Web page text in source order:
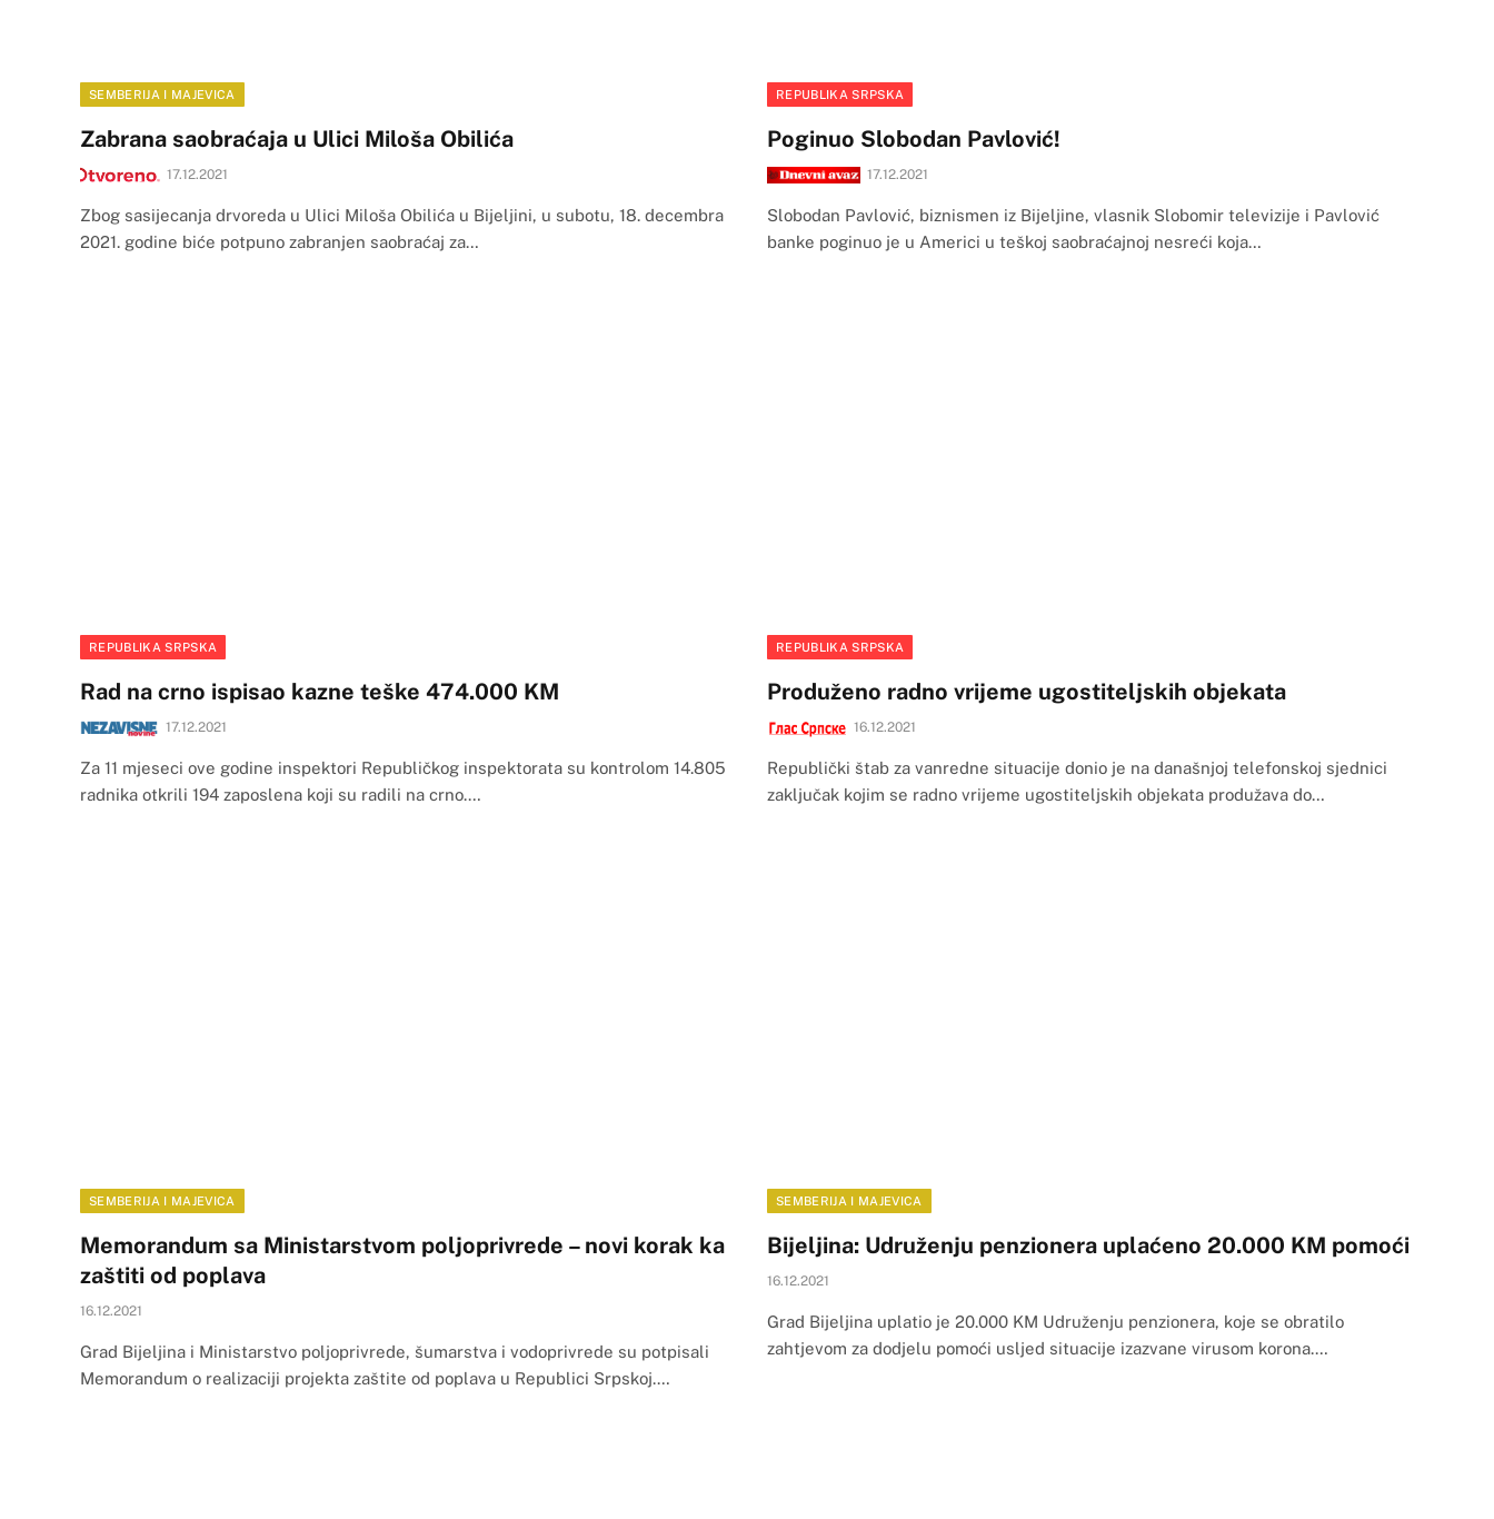
SEMBERIJA I MAJEVICA
Zabrana saobraćaja u Ulici Miloša Obilića
17.12.2021
Zbog sasijecanja drvoreda u Ulici Miloša Obilića u Bijeljini, u subotu, 18. decembra
2021. godine biće potpuno zabranjen saobraćaj za…
REPUBLIKA SRPSKA
Poginuo Slobodan Pavlović!
17.12.2021
Slobodan Pavlović, biznismen iz Bijeljine, vlasnik Slobomir televizije i Pavlović
banke poginuo je u Americi u teškoj saobraćajnoj nesreći koja…
REPUBLIKA SRPSKA
Rad na crno ispisao kazne teške 474.000 KM
17.12.2021
Za 11 mjeseci ove godine inspektori Republičkog inspektorata su kontrolom 14.805
radnika otkrili 194 zaposlena koji su radili na crno.…
REPUBLIKA SRPSKA
Produženo radno vrijeme ugostiteljskih objekata
16.12.2021
Republički štab za vanredne situacije donio je na današnjoj telefonskoj sjednici
zaključak kojim se radno vrijeme ugostiteljskih objekata produžava do…
SEMBERIJA I MAJEVICA
Memorandum sa Ministarstvom poljoprivrede – novi korak ka
zaštiti od poplava
16.12.2021
Grad Bijeljina i Ministarstvo poljoprivrede, šumarstva i vodoprivrede su potpisali
Memorandum o realizaciji projekta zaštite od poplava u Republici Srpskoj.…
SEMBERIJA I MAJEVICA
Bijeljina: Udruženju penzionera uplaćeno 20.000 KM pomoći
16.12.2021
Grad Bijeljina uplatio je 20.000 KM Udruženju penzionera, koje se obratilo
zahtjevom za dodjelu pomoći usljed situacije izazvane virusom korona.…